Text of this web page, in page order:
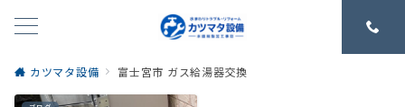
カツマタ設備 富士宮市 ガス給湯器交換